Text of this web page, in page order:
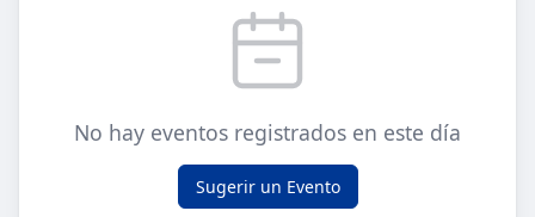
No hay eventos registrados en este día
Sugerir un Evento